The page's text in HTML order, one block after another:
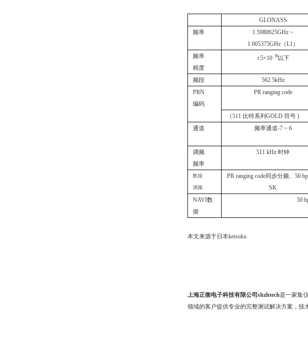
GLONASS
频率
1.5980625GHz ~
1.605375GHz（L1）
频率
精度
±5×10 ⁻8以下
频段 562.5kHz
PRN
编码
PR ranging code
（511 比特系列GOLD 符号 )
通道
频率通道-7 ~ 6
调频
频率
511 kHz 时钟
数据
调频
PR ranging code同步分频、50
SK
NAVI数
据
50
本文来源于日本keisoku
上海正衡电子科技有限公司shzhtech是一家集
领域的客户提供专业的完整测试解决方案，技